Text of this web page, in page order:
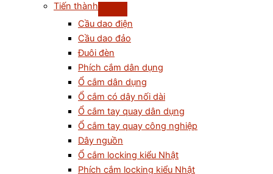
Tiến thành
Cầu dao điện
Cầu dao đảo
Đuôi đèn
Phích cắm dân dụng
Ổ cắm dân dụng
Ổ cắm có dây nối dài
Ổ cắm tay quay dân dụng
Ổ cắm tay quay công nghiệp
Dây nguồn
Ổ cắm locking kiểu Nhật
Phích cắm locking kiểu Nhật